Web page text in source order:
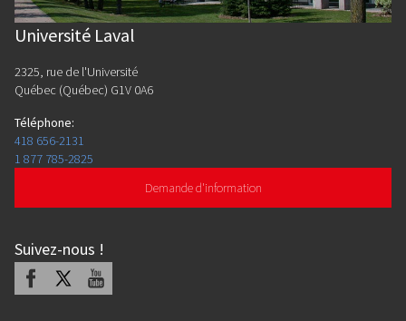
Université Laval
2325, rue de l'Université
Québec (Québec) G1V 0A6
Téléphone:
418 656-2131
1 877 785-2825
Demande d'information
Suivez-nous !
Facebook Youtube